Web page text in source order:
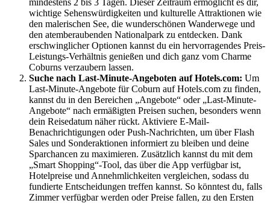
mindestens 2 bis 3 Tagen. Dieser Zeitraum ermöglicht es dir,
wichtige Sehenswürdigkeiten und kulturelle Attraktionen wie
den malerischen See, die wunderschönen Wanderwege und
den atemberaubenden Nationalpark zu entdecken. Dank
erschwinglicher Optionen kannst du ein hervorragendes Preis-
Leistungs-Verhältnis genießen und dich ganz vom Charme
Coburns verzaubern lassen.
Suche nach Last-Minute-Angeboten auf Hotels.com: Um
Last-Minute-Angebote für Coburn auf Hotels.com zu finden,
kannst du in den Bereichen „Angebote“ oder „Last-Minute-
Angebote“ nach ermäßigten Preisen suchen, besonders wenn
dein Reisedatum näher rückt. Aktiviere E-Mail-
Benachrichtigungen oder Push-Nachrichten, um über Flash
Sales und Sonderaktionen informiert zu bleiben und deine
Sparchancen zu maximieren. Zusätzlich kannst du mit dem
„Smart Shopping“-Tool, das über die App verfügbar ist,
Hotelpreise und Annehmlichkeiten vergleichen, sodass du
fundierte Entscheidungen treffen kannst. So könntest du, falls
Zimmer verfügbar werden oder Preise fallen, zu den Ersten